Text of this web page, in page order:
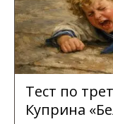
Тест по
Куприна